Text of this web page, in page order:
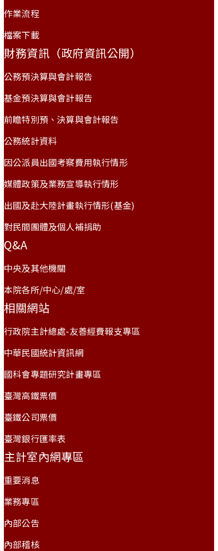
作業流程
檔案下載
財務資訊（政府資訊公開）
公務預決算與會計報告
基金預決算與會計報告
前瞻特別預、決算與會計報告
公務統計資料
因公派員出國考察費用執行情形
媒體政策及業務宣導執行情形
出國及赴大陸計畫執行情形(基金)
對民間團體及個人補捐助
Q&A
中央及其他機關
本院各所/中心/處/室
相關網站
行政院主計總處-友善經費報支專區
中華民國統計資訊網
國科會專題研究計畫專區
臺灣高鐵票價
臺鐵公司票價
臺灣銀行匯率表
主計室內網專區
重要消息
業務專區
內部公告
內部稽核